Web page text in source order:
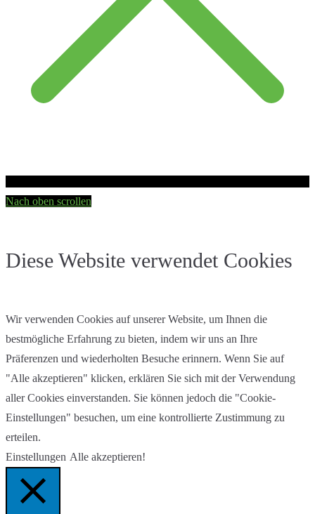
Nach oben scrollen
Diese Website verwendet Cookies
Wir verwenden Cookies auf unserer Website, um Ihnen die
bestmögliche Erfahrung zu bieten, indem wir uns an Ihre
Präferenzen und wiederholten Besuche erinnern. Wenn Sie auf
"Alle akzeptieren" klicken, erklären Sie sich mit der Verwendung
aller Cookies einverstanden. Sie können jedoch die "Cookie-
Einstellungen" besuchen, um eine kontrollierte Zustimmung zu
erteilen.
Einstellungen Alle akzeptieren!